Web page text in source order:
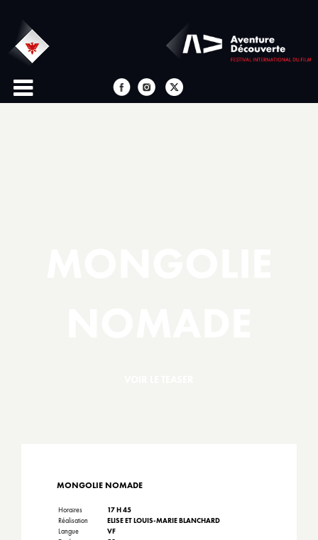
MONGOLIE NOMADE
Horaires
17 H 45
Réalisation
ELISE ET LOUIS-MARIE BLANCHARD
Langue
VF